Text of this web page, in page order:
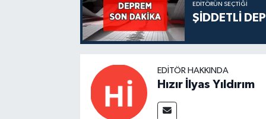
EDITÖRÜN SEÇTIĞI
ŞİDDETLİ
EDITÖR HAKKINDA
Hızır İlyas Yıldırım